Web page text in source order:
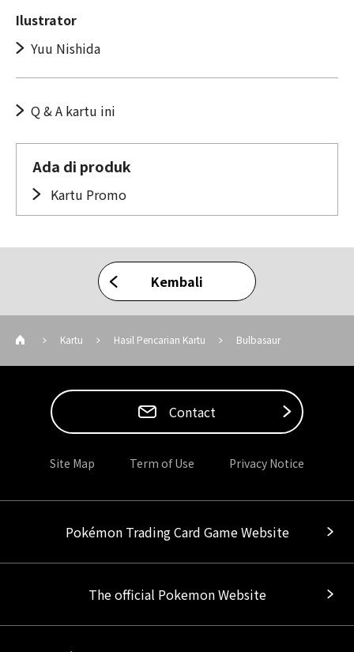
Ilustrator
Yuu Nishida
Q & A kartu ini
Ada di produk
Kartu Promo
Kembali
Kartu Hasil Pencarian Kartu Bulbasaur
Contact
Site Map Term of Use Privacy Notice
Pokémon Trading Card Game Website
The official Pokemon Website